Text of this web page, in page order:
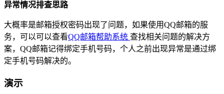
异常情况排查思路
大概率是邮箱授权密码出现了问题，如果使用QQ邮箱的服
务，可以可以查看QQ邮箱帮助系统 查找相关问题的解决方
案，QQ邮箱记得绑定手机号码，个人之前出现异常是通过绑
定手机号码解决的。
演示